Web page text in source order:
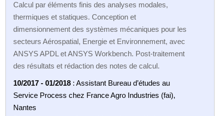
Calcul par éléments finis des analyses modales,
thermiques et statiques. Conception et
dimensionnement des systèmes mécaniques pour les
secteurs Aérospatial, Energie et Environnement, avec
ANSYS APDL et ANSYS Workbench. Post-traitement
des résultats et rédaction des notes de calcul.
10/2017 - 01/2018 : Assistant Bureau d’études au
Service Process chez France Agro Industries (fai),
Nantes